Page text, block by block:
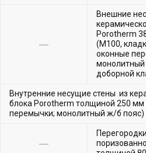
Внешние
Porotherm
(М100,
оконные
монолитный
доборной
Внутренние несущие стены из
блока Porotherm толщиной 250
перемычки; монолитный ж/б пояс)